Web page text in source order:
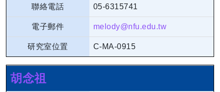
聯絡電話 05-6315741
電子郵件 melody@nfu.edu.tw
研究室位置 C-MA-0915
胡念祖